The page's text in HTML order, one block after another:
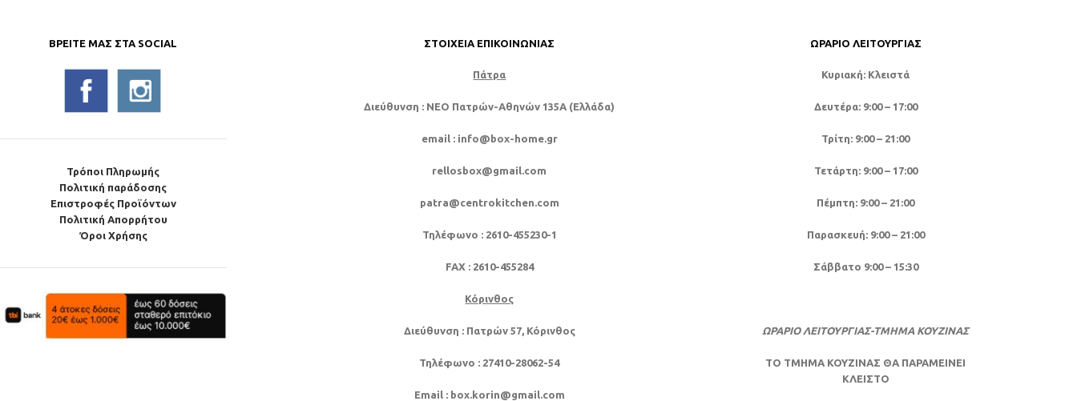
ΒΡΕΊΤΕ ΜΑΣ ΣΤΑ SOCIAL
Τρόποι Πληρωμής
Πολιτική παράδοσης
Επιστροφές Προϊόντων
Πολιτική Απορρήτου
Όροι Χρήσης
ΣΤΟΙΧΕΊΑ ΕΠΙΚΟΙΝΩΝΊΑΣ
Πάτρα
Διεύθυνση : NEO Πατρών-Αθηνών 135Α (Ελλάδα)
email : info@box-home.gr
rellosbox@gmail.com
patra@centrokitchen.com
Τηλέφωνο : 2610-455230-1
FAX: 2610-455284
Κόρινθος
Διεύθυνση : Πατρών 57, Κόρινθος
Τηλέφωνο : 27410-28062-54
Email : box.korin@gmail.com
ΩΡΆΡΙΟ ΛΕΙΤΟΥΡΓΊΑΣ
Κυριακή: Κλειστά
Δευτέρα: 9:00 – 17:00
Τρίτη: 9:00 – 21:00
Τετάρτη: 9:00 – 17:00
Πέμπτη: 9:00 – 21:00
Παρασκευή: 9:00 – 21:00
Σάββατο 9:00 – 15:30
ΩΡΑΡΙΟ ΛΕΙΤΟΥΡΓΙΑΣ-ΤΜΗΜΑ ΚΟΥΖΙΝΑΣ
ΤΟ ΤΜΗΜΑ ΚΟΥΖΙΝΑΣ ΘΑ ΠΑΡΑΜΕΙΝΕΙ
ΚΛΕΙΣΤΟ